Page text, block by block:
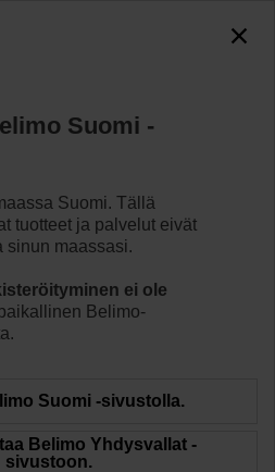
Z
lisää
Suomi -
Suomi. Tällä
tuotteet ja palvelut eivät
sinun maassasi.
ei ole
Belimo-
Suomi -sivustolla.
Belimo Yhdysvallat -
sivustoon.